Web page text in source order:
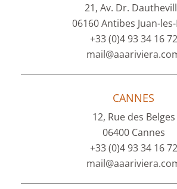
21, Av. Dr.
06160 Antibes Juan-
+33 (0)4 93 34 16 72
CANNES
12, Rue des Belges
06400 Cannes
+33 (0)4 93 34 16 72